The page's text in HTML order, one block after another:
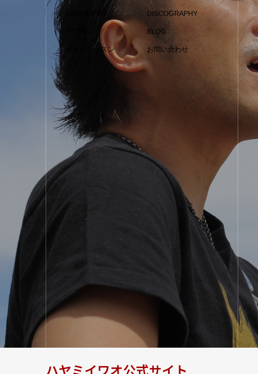
BIOGRAPHY DISCOGRAPHY
BLOG
ギターレッスン お問い合わせ
ハヤミイワオ公式サイト